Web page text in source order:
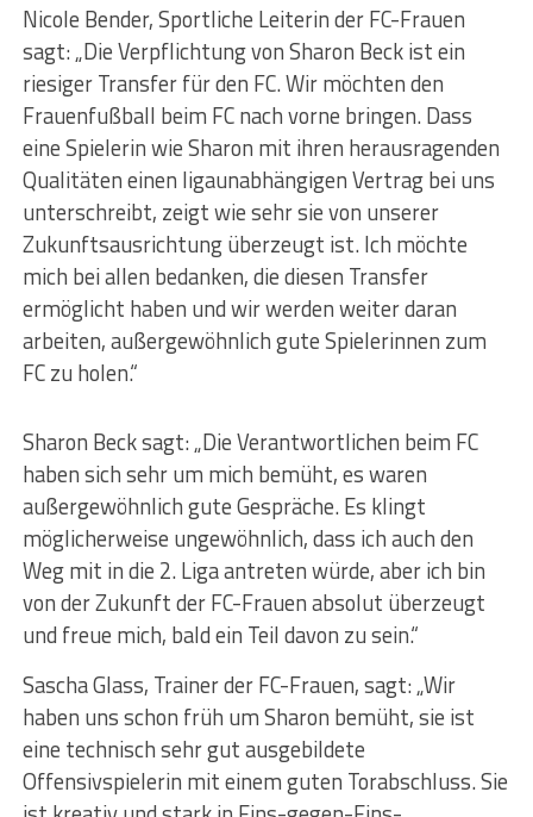
Nicole Bender, Sportliche Leiterin der FC-Frauen
sagt: „Die Verpflichtung von Sharon Beck ist ein
riesiger Transfer für den FC. Wir möchten den
Frauenfußball beim FC nach vorne bringen. Dass
eine Spielerin wie Sharon mit ihren herausragenden
Qualitäten einen ligaunabhängigen Vertrag bei uns
unterschreibt, zeigt wie sehr sie von unserer
Zukunftsausrichtung überzeugt ist. Ich möchte
mich bei allen bedanken, die diesen Transfer
ermöglicht haben und wir werden weiter daran
arbeiten, außergewöhnlich gute Spielerinnen zum
FC zu holen.“
Sharon Beck sagt: „Die Verantwortlichen beim FC
haben sich sehr um mich bemüht, es waren
außergewöhnlich gute Gespräche. Es klingt
möglicherweise ungewöhnlich, dass ich auch den
Weg mit in die 2. Liga antreten würde, aber ich bin
von der Zukunft der FC-Frauen absolut überzeugt
und freue mich, bald ein Teil davon zu sein.“
Sascha Glass, Trainer der FC-Frauen, sagt: „Wir
haben uns schon früh um Sharon bemüht, sie ist
eine technisch sehr gut ausgebildete
Offensivspielerin mit einem guten Torabschluss. Sie